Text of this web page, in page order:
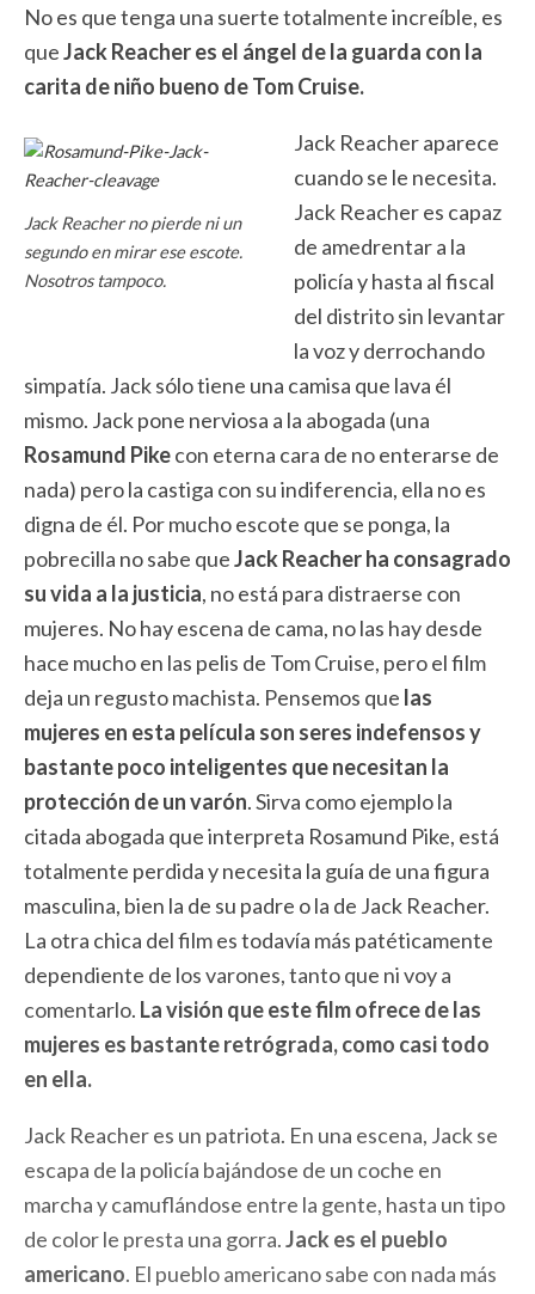
No es que tenga una suerte totalmente increíble, es
queJack Reacher es el ángel de la guarda con la
carita de niño bueno de Tom Cruise.
Jack Reacher no pierde ni un
segundo en mirar ese escote.
Nosotros tampoco.
Jack Reacher aparece
cuando se le necesita.
Jack Reacher es capaz
de amedrentar a la
policía y hasta al fiscal
del distrito sin levantar
la voz y derrochando
simpatía. Jack sólo tiene una camisa que lava él
mismo. Jack pone nerviosa a la abogada (una
Rosamund Pikecon eterna cara de no enterarse de
nada) pero la castiga con su indiferencia, ella no es
digna de él. Por mucho escote que se ponga, la
pobrecilla no sabe queJack Reacher ha consagrado
su vida a la justicia, no está para distraerse con
mujeres. No hay escena de cama, no las hay desde
hace mucho en las pelis de Tom Cruise, pero el film
deja un regusto machista. Pensemos que las
mujeres en esta película son seres indefensos y
bastante poco inteligentes que necesitan la
protección de un varón. Sirva como ejemplo la
citada abogada que interpreta Rosamund Pike, está
totalmente perdida y necesita la guía de una figura
masculina, bien la de su padre o la de Jack Reacher.
La otra chica del film es todavía más patéticamente
dependiente de los varones, tanto que ni voy a
comentarlo. La visión que este film ofrece de las
mujeres es bastante retrógrada, como casi todo
en ella.
Jack Reacher es un patriota. En una escena, Jack se
escapa de la policía bajándose de un coche en
marcha y camuflándose entre la gente, hasta un tipo
de color le presta una gorra.Jack es el pueblo
americano. El pueblo americano sabe con nada más